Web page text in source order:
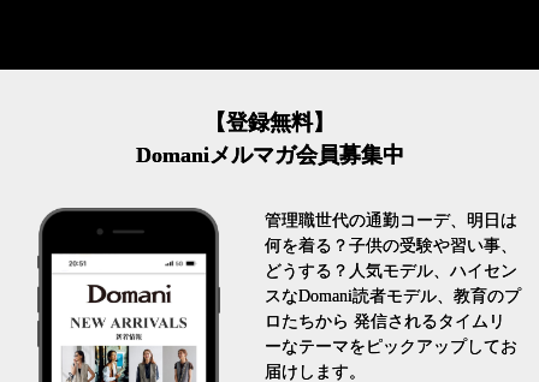
【登録無料】
Domaniメルマガ会員募集中
管理職世代の通勤コーデ、明日は
何を着る？子供の受験や習い事、
どうする？人気モデル、ハイセン
スなDomani読者モデル、教育のプ
ロたちから 発信されるタイムリ
ーなテーマをピックアップしてお
届けします。